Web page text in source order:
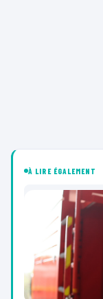
À LIRE ÉGALEMENT